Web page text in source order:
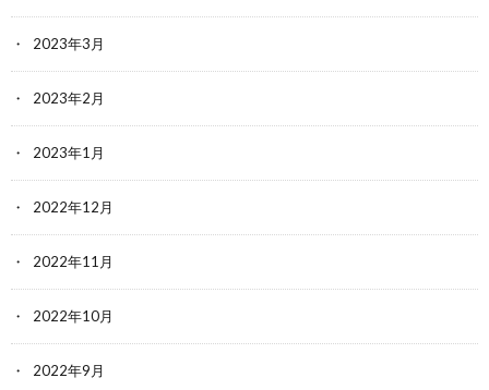
2023年3月
2023年2月
2023年1月
2022年12月
2022年11月
2022年10月
2022年9月